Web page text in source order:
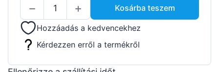
Kosárba teszem
Hozzáadás a kedvencekhez
Kérdezzen erről a termékről